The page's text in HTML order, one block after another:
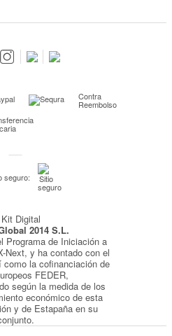
de fotos Contra
Reembolso
seguro:
2014 S.L.
Programa de Iniciación a
Next, y ha contado con el
la cofinanciación de
FEDER,
según la medida de los
económico de esta
y de Estapaña en su